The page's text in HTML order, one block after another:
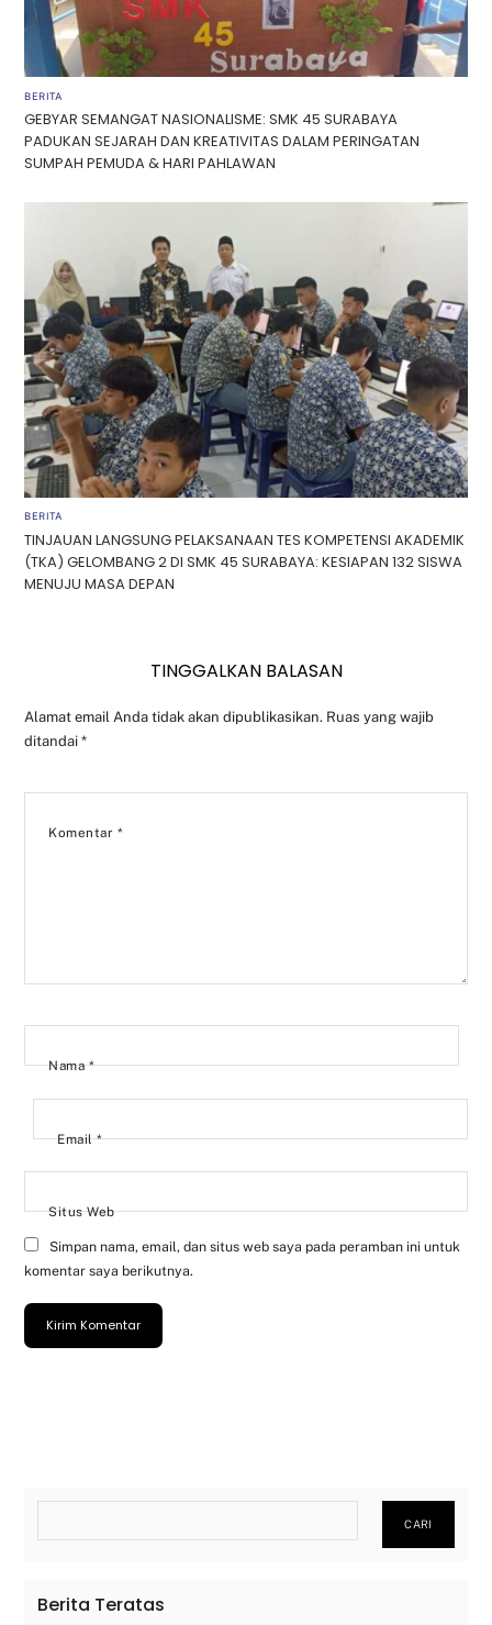
BERITA
GEBYAR SEMANGAT NASIONALISME: SMK 45 SURABAYA
PADUKAN SEJARAH DAN KREATIVITAS DALAM PERINGATAN
SUMPAH PEMUDA & HARI PAHLAWAN
BERITA
TINJAUAN LANGSUNG PELAKSANAAN TES KOMPETENSI AKADEMIK
(TKA) GELOMBANG 2 DI SMK 45 SURABAYA: KESIAPAN 132 SISWA
MENUJU MASA DEPAN
TINGGALKAN BALASAN
Alamat email Anda tidak akan dipublikasikan. Ruas yang wajib
ditandai*
Komentar *
Nama*
Email*
Situs Web
Simpan nama, email, dan situs web saya pada peramban ini untuk
komentar saya berikutnya.
CARI
Berita Teratas